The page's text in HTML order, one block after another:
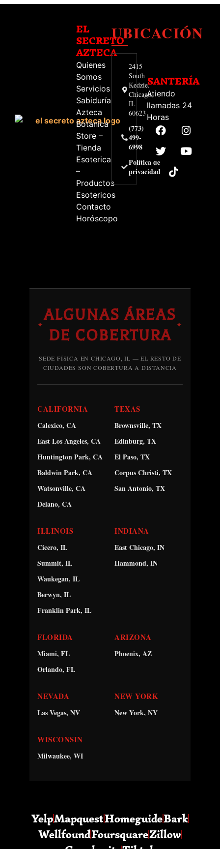
EL
SECRETO
AZTECA
Quienes
Somos
Servicios
Sabiduría
Azteca
Botanica
Store –
Tienda
Esoterica
–
Productos
Esotericos
Contacto
Horóscopo
UBICACIÓN
2415
South
Kedzie.
Chicago,
IL
60623
(773)
499-
6998
Política de
privacidad
SANTERÍA
Atiendo
llamadas 24
Horas
✦
ALGUNAS ÁREAS
DE COBERTURA
✦
SEDE FÍSICA EN CHICAGO, IL — EL RESTO DE
CIUDADES SON COBERTURA A DISTANCIA
CALIFORNIA
Calexico, CA
East Los Angeles, CA
Huntington Park, CA
Baldwin Park, CA
Watsonville, CA
Delano, CA
TEXAS
Brownsville, TX
Edinburg, TX
El Paso, TX
Corpus Christi, TX
San Antonio, TX
ILLINOIS
Cicero, IL
Summit, IL
Waukegan, IL
Berwyn, IL
Franklin Park, IL
INDIANA
East Chicago, IN
Hammond, IN
FLORIDA
Miami, FL
Orlando, FL
ARIZONA
Phoenix, AZ
NEVADA
Las Vegas, NV
NEW YORK
New York, NY
WISCONSIN
Milwaukee, WI
YelpMapquestHomeguideBark
WellfoundFoursquareZillow